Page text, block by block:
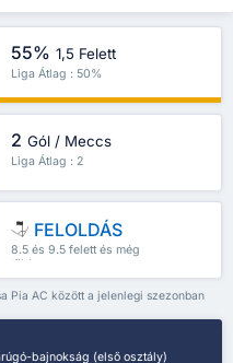
55% 1,5 Felett
Liga Átlag : 50%
2 Gól / Meccs
Liga Átlag : 2
FELOLDÁS
8.5 és 9.5 felett és még
több
Pia AC között a jelenlegi szezonban
bajnokság (első osztály)